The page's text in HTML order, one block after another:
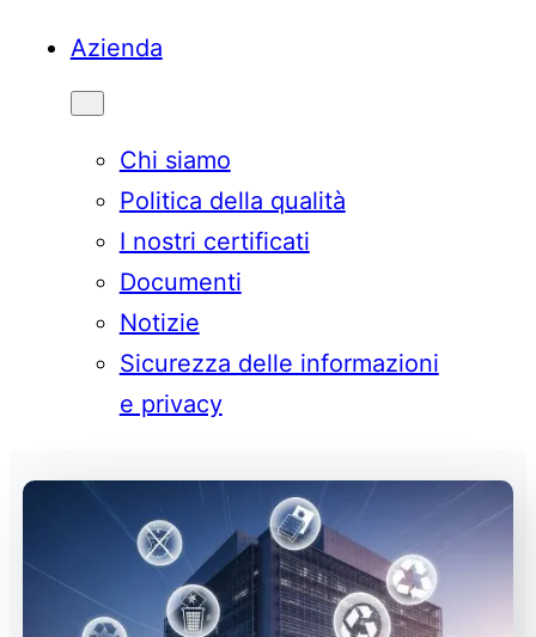
Azienda
Chi siamo
Politica della qualità
I nostri certificati
Documenti
Notizie
Sicurezza delle informazioni
e privacy